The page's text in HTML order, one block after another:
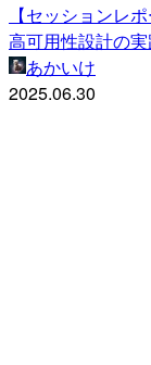
【セッションレ
高可用性設計の
あかいけ
2025.06.30